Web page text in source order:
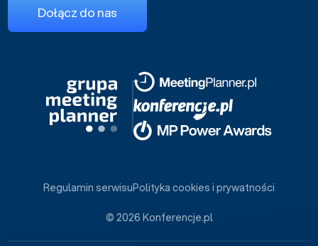
Dołącz do nas
© 2026 Konferencje.pl
Regulamin serwisuPolityka cookies i prywatności